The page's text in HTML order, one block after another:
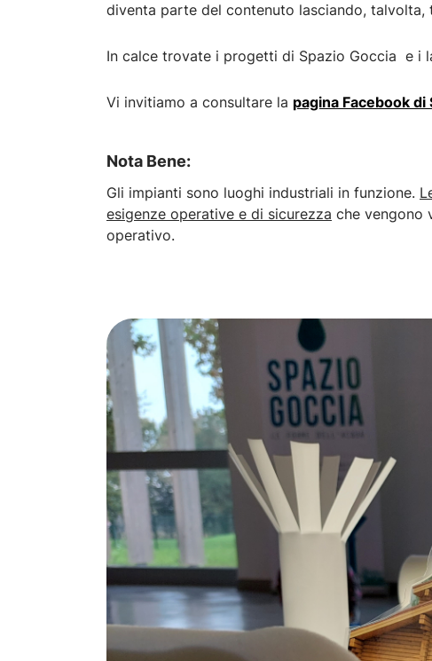
diventa parte del contenuto lasciando, talvolta,
In calce trovate i progetti di Spazio Goccia e i
Vi invitiamo a consultare la pagina Facebook di
Nota Bene:
Gli impianti sono luoghi industriali in funzione.
esigenze operative e di sicurezza che vengono
operativo.